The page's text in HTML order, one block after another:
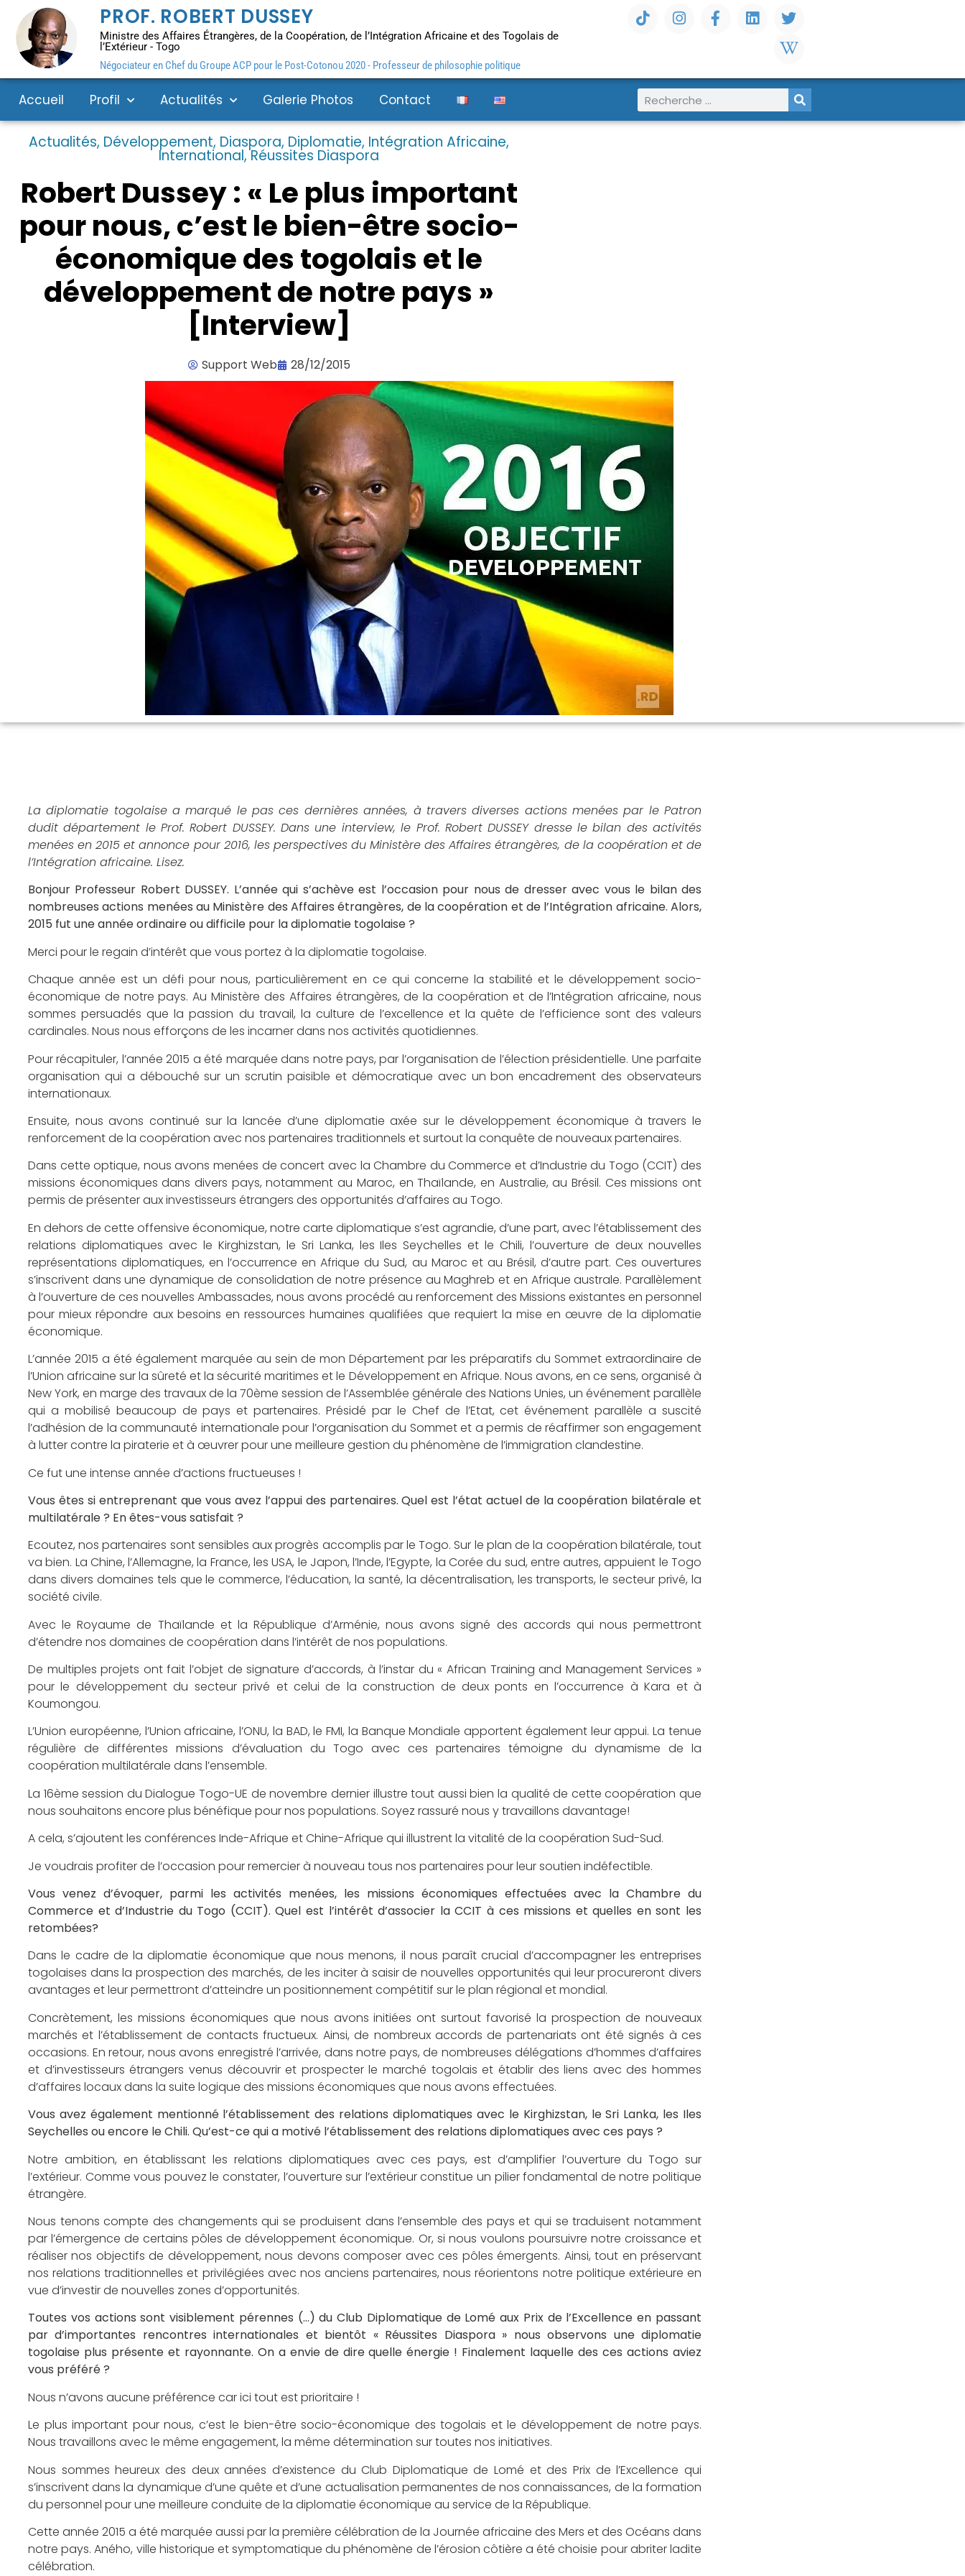
PROF. ROBERT DUSSEY
Ministre des Affaires Étrangères, de la Coopération, de l’Intégration Africaine et des Togolais de
l’Extérieur - Togo
Négociateur en Chef du Groupe ACP pour le Post-Cotonou 2020 - Professeur de philosophie politique
Accueil Profil Actualités Galerie Photos Contact
Actualités, Développement, Diaspora, Diplomatie, Intégration Africaine,
International,Réussites Diaspora
Robert Dussey : « Le plus important
pour nous, c’est le bien-être socio-
économique des togolais et le
développement de notre pays »
[Interview]
Support Web 28/12/2015
La diplomatie togolaise a marqué le pas ces dernières années, à travers diverses actions menées par le Patron
dudit département le Prof. Robert DUSSEY. Dans une interview, le Prof. Robert DUSSEY dresse le bilan des activités
menées en 2015 et annonce pour 2016, les perspectives du Ministère des Affaires étrangères, de la coopération et de
l’Intégration africaine. Lisez.
Bonjour Professeur Robert DUSSEY. L’année qui s’achève est l’occasion pour nous de dresser avec vous le bilan des
nombreuses actions menées au Ministère des Affaires étrangères, de la coopération et de l’Intégration africaine. Alors,
2015 fut une année ordinaire ou difficile pour la diplomatie togolaise ?
Merci pour le regain d’intérêt que vous portez à la diplomatie togolaise.
Chaque année est un défi pour nous, particulièrement en ce qui concerne la stabilité et le développement socio-
économique de notre pays. Au Ministère des Affaires étrangères, de la coopération et de l’Intégration africaine, nous
sommes persuadés que la passion du travail, la culture de l’excellence et la quête de l’efficience sont des valeurs
cardinales. Nous nous efforçons de les incarner dans nos activités quotidiennes.
Pour récapituler, l’année 2015 a été marquée dans notre pays, par l’organisation de l’élection présidentielle. Une parfaite
organisation qui a débouché sur un scrutin paisible et démocratique avec un bon encadrement des observateurs
internationaux.
Ensuite, nous avons continué sur la lancée d’une diplomatie axée sur le développement économique à travers le
renforcement de la coopération avec nos partenaires traditionnels et surtout la conquête de nouveaux partenaires.
Dans cette optique, nous avons menées de concert avec la Chambre du Commerce et d’Industrie du Togo (CCIT) des
missions économiques dans divers pays, notamment au Maroc, en Thaïlande, en Australie, au Brésil. Ces missions ont
permis de présenter aux investisseurs étrangers des opportunités d’affaires au Togo.
En dehors de cette offensive économique, notre carte diplomatique s’est agrandie, d’une part, avec l’établissement des
relations diplomatiques avec le Kirghizstan, le Sri Lanka, les Iles Seychelles et le Chili, l’ouverture de deux nouvelles
représentations diplomatiques, en l’occurrence en Afrique du Sud, au Maroc et au Brésil, d’autre part. Ces ouvertures
s’inscrivent dans une dynamique de consolidation de notre présence au Maghreb et en Afrique australe. Parallèlement
à l’ouverture de ces nouvelles Ambassades, nous avons procédé au renforcement des Missions existantes en personnel
pour mieux répondre aux besoins en ressources humaines qualifiées que requiert la mise en œuvre de la diplomatie
économique.
L’année 2015 a été également marquée au sein de mon Département par les préparatifs du Sommet extraordinaire de
l’Union africaine sur la sûreté et la sécurité maritimes et le Développement en Afrique. Nous avons, en ce sens, organisé à
New York, en marge des travaux de la 70ème session de l’Assemblée générale des Nations Unies, un événement parallèle
qui a mobilisé beaucoup de pays et partenaires. Présidé par le Chef de l’Etat, cet événement parallèle a suscité
l’adhésion de la communauté internationale pour l’organisation du Sommet et a permis de réaffirmer son engagement
à lutter contre la piraterie et à œuvrer pour une meilleure gestion du phénomène de l’immigration clandestine.
Ce fut une intense année d’actions fructueuses !
Vous êtes si entreprenant que vous avez l’appui des partenaires. Quel est l’état actuel de la coopération bilatérale et
multilatérale ? En êtes-vous satisfait ?
Ecoutez, nos partenaires sont sensibles aux progrès accomplis par le Togo. Sur le plan de la coopération bilatérale, tout
va bien. La Chine, l’Allemagne, la France, les USA, le Japon, l’Inde, l’Egypte, la Corée du sud, entre autres, appuient le Togo
dans divers domaines tels que le commerce, l’éducation, la santé, la décentralisation, les transports, le secteur privé, la
société civile.
Avec le Royaume de Thaïlande et la République d’Arménie, nous avons signé des accords qui nous permettront
d’étendre nos domaines de coopération dans l’intérêt de nos populations.
De multiples projets ont fait l’objet de signature d’accords, à l’instar du « African Training and Management Services »
pour le développement du secteur privé et celui de la construction de deux ponts en l’occurrence à Kara et à
Koumongou.
L’Union européenne, l’Union africaine, l’ONU, la BAD, le FMI, la Banque Mondiale apportent également leur appui. La tenue
régulière de différentes missions d’évaluation du Togo avec ces partenaires témoigne du dynamisme de la
coopération multilatérale dans l’ensemble.
La 16ème session du Dialogue Togo-UE de novembre dernier illustre tout aussi bien la qualité de cette coopération que
nous souhaitons encore plus bénéfique pour nos populations. Soyez rassuré nous y travaillons davantage!
A cela, s’ajoutent les conférences Inde-Afrique et Chine-Afrique qui illustrent la vitalité de la coopération Sud-Sud.
Je voudrais profiter de l’occasion pour remercier à nouveau tous nos partenaires pour leur soutien indéfectible.
Vous venez d’évoquer, parmi les activités menées, les missions économiques effectuées avec la Chambre du
Commerce et d’Industrie du Togo (CCIT). Quel est l’intérêt d’associer la CCIT à ces missions et quelles en sont les
retombées?
Dans le cadre de la diplomatie économique que nous menons, il nous paraît crucial d’accompagner les entreprises
togolaises dans la prospection des marchés, de les inciter à saisir de nouvelles opportunités qui leur procureront divers
avantages et leur permettront d’atteindre un positionnement compétitif sur le plan régional et mondial.
Concrètement, les missions économiques que nous avons initiées ont surtout favorisé la prospection de nouveaux
marchés et l’établissement de contacts fructueux. Ainsi, de nombreux accords de partenariats ont été signés à ces
occasions. En retour, nous avons enregistré l’arrivée, dans notre pays, de nombreuses délégations d’hommes d’affaires
et d’investisseurs étrangers venus découvrir et prospecter le marché togolais et établir des liens avec des hommes
d’affaires locaux dans la suite logique des missions économiques que nous avons effectuées.
Vous avez également mentionné l’établissement des relations diplomatiques avec le Kirghizstan, le Sri Lanka, les Iles
Seychelles ou encore le Chili. Qu’est-ce qui a motivé l’établissement des relations diplomatiques avec ces pays ?
Notre ambition, en établissant les relations diplomatiques avec ces pays, est d’amplifier l’ouverture du Togo sur
l’extérieur. Comme vous pouvez le constater, l’ouverture sur l’extérieur constitue un pilier fondamental de notre politique
étrangère.
Nous tenons compte des changements qui se produisent dans l’ensemble des pays et qui se traduisent notamment
par l’émergence de certains pôles de développement économique. Or, si nous voulons poursuivre notre croissance et
réaliser nos objectifs de développement, nous devons composer avec ces pôles émergents. Ainsi, tout en préservant
nos relations traditionnelles et privilégiées avec nos anciens partenaires, nous réorientons notre politique extérieure en
vue d’investir de nouvelles zones d’opportunités.
Toutes vos actions sont visiblement pérennes (…) du Club Diplomatique de Lomé aux Prix de l’Excellence en passant
par d’importantes rencontres internationales et bientôt « Réussites Diaspora » nous observons une diplomatie
togolaise plus présente et rayonnante. On a envie de dire quelle énergie ! Finalement laquelle des ces actions aviez
vous préféré ?
Nous n’avons aucune préférence car ici tout est prioritaire !
Le plus important pour nous, c’est le bien-être socio-économique des togolais et le développement de notre pays.
Nous travaillons avec le même engagement, la même détermination sur toutes nos initiatives.
Nous sommes heureux des deux années d’existence du Club Diplomatique de Lomé et des Prix de l’Excellence qui
s’inscrivent dans la dynamique d’une quête et d’une actualisation permanentes de nos connaissances, de la formation
du personnel pour une meilleure conduite de la diplomatie économique au service de la République.
Cette année 2015 a été marquée aussi par la première célébration de la Journée africaine des Mers et des Océans dans
notre pays. Aného, ville historique et symptomatique du phénomène de l’érosion côtière a été choisie pour abriter ladite
célébration.